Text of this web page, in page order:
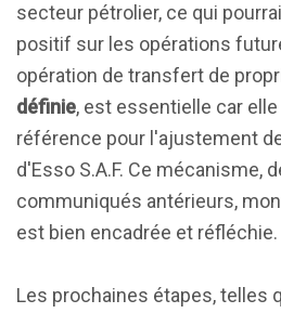
secteur pétrolier, ce qui
positif sur les opérations
opération de transfert de
définie, est essentielle car
référence pour l'ajustement
d'Esso S.A.F. Ce mécanisme,
communiqués antérieurs,
est bien encadrée et réfléchie.
Les prochaines étapes, telles